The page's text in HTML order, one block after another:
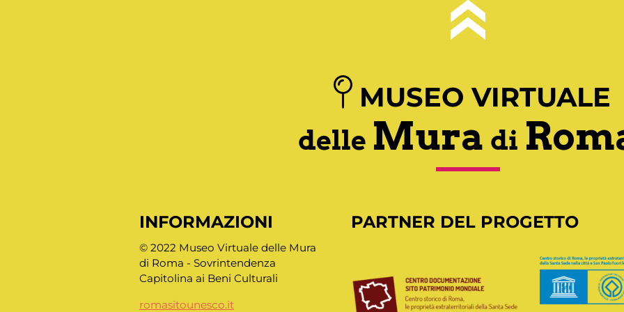
MUSEO VIRTUALE
delle Mura di
INFORMAZIONI
© 2022 Museo Virtuale delle Mura
di Roma - Sovrintendenza
Capitolina ai Beni Culturali
romasitounesco.it
PARTNER DEL PROGETTO